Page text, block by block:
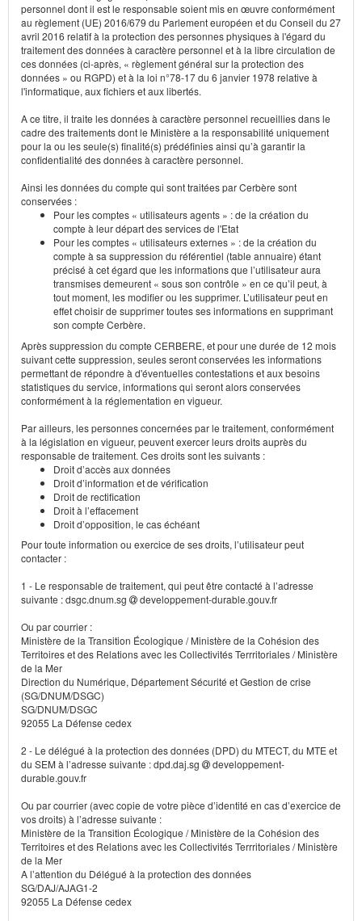
personnel dont il est le responsable soient mis en œuvre conformément
au règlement (UE) 2016/679 du Parlement européen et du Conseil du 27
avril 2016 relatif à la protection des personnes physiques à l'égard du
traitement des données à caractère personnel et à la libre circulation de
ces données (ci-après, « règlement général sur la protection des
données » ou RGPD) et à la loi n°78-17 du 6 janvier 1978 relative à
l'informatique, aux fichiers et aux libertés.
A ce titre, il traite les données à caractère personnel recueillies dans le
cadre des traitements dont le Ministère a la responsabilité uniquement
pour la ou les seule(s) finalité(s) prédéfinies ainsi qu’à garantir la
confidentialité des données à caractère personnel.
Ainsi les données du compte qui sont traitées par Cerbère sont
conservées :
Pour les comptes « utilisateurs agents » : de la création du
compte à leur départ des services de l'Etat
Pour les comptes « utilisateurs externes » : de la création du
compte à sa suppression du référentiel (table annuaire) étant
précisé à cet égard que les informations que l’utilisateur aura
transmises demeurent « sous son contrôle » en ce qu’il peut, à
tout moment, les modifier ou les supprimer. L’utilisateur peut en
effet choisir de supprimer toutes ses informations en supprimant
son compte Cerbère.
Après suppression du compte CERBERE, et pour une durée de 12 mois
suivant cette suppression, seules seront conservées les informations
permettant de répondre à d'éventuelles contestations et aux besoins
statistiques du service, informations qui seront alors conservées
conformément à la réglementation en vigueur.
Par ailleurs, les personnes concernées par le traitement, conformément
à la législation en vigueur, peuvent exercer leurs droits auprès du
responsable de traitement. Ces droits sont les suivants :
Droit d’accès aux données
Droit d’information et de vérification
Droit de rectification
Droit à l’effacement
Droit d’opposition, le cas échéant
Pour toute information ou exercice de ses droits, l’utilisateur peut
contacter :
1 - Le responsable de traitement, qui peut être contacté à l’adresse
suivante : dsgc.dnum.sg
developpement-durable.gouv.fr
Ou par courrier :
Ministère de la Transition Écologique / Ministère de la Cohésion des
Territoires et des Relations avec les Collectivités Terrritoriales / Ministère
de la Mer
Direction du Numérique, Département Sécurité et Gestion de crise
(SG/DNUM/DSGC)
SG/DNUM/DSGC
92055 La Défense cedex
2 - Le délégué à la protection des données (DPD) du MTECT, du MTE et
du SEM à l’adresse suivante : dpd.daj.sg
developpement-
durable.gouv.fr
Ou par courrier (avec copie de votre pièce d’identité en cas d’exercice de
vos droits) à l’adresse suivante :
Ministère de la Transition Écologique / Ministère de la Cohésion des
Territoires et des Relations avec les Collectivités Terrritoriales / Ministère
de la Mer
A l’attention du Délégué à la protection des données
SG/DAJ/AJAG1-2
92055 La Défense cedex